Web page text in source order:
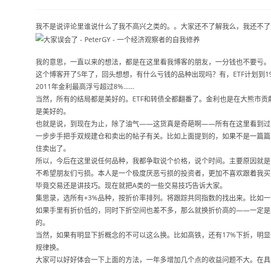
我不是说评论里谁说什么了我不高兴之类的。。大家还不了解我么，我还不
我的意思，一直以来的想法，都是在这里看我博客的朋友，一分钱也不要亏。
这个博客开了5年了，回头想想，有什么亏钱的品种出现吗？有，ETF计划到
2011年金利最高浮亏超过8%……
当然，所有的结局都是美好的。ETF和转债全都翻番了。金利也是在大熊市
是美好的。
也就是说，到现在为止，除了油气——这货真是奇葩啊——所有在这里看到过
一步步手把手双规建仓和卖出的帖子有关。比如上面提到的，如果不是一篇
住卖出了。
所以，今后在这里说任何品种，我都争取说个价格，说个时间。主要原因就是
不希望朋友们亏损。本人是一个极度厌恶亏损的投资者，更加不喜欢跟着我
毕竟交易还是讲技巧。现在就把A类的一些交易技巧告诉大家。
集思录，选所有+3%品种，按折价率排列。将跟踪共同指数的找出来。比如
如果手里有折价低的，同时下折空间也差不多，那么就换折价高的——一定
的。
当然，如果有明显下折概念的不可以这么换。比如高铁，还有17%下折，明
规律换。
大家可以好好体会一下上面的方法，一年多增加几个点的收益问题不大。在